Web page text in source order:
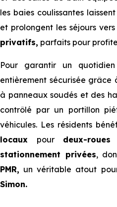
les baies coulissantes
et prolongent les séjours vers
privatifs, parfaits pour
Pour garantir un
entièrement sécurisée
à panneaux soudés et des
contrôlé par un portillon
véhicules. Les résidents
locaux pour deux-roues
stationnement privées,
PMR, un véritable atout
Simon.